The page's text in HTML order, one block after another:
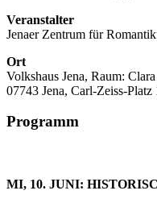
Veranstalter
Jenaer Zentrum für
Ort
Volkshaus Jena, Raum:
07743 Jena, Carl-Zeiss-Platz
Programm
MI, 10. JUNI: